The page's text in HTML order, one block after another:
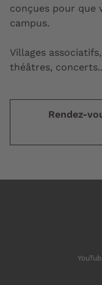
conçues pour que
campus.
Villages
théâtres,
Rendez-